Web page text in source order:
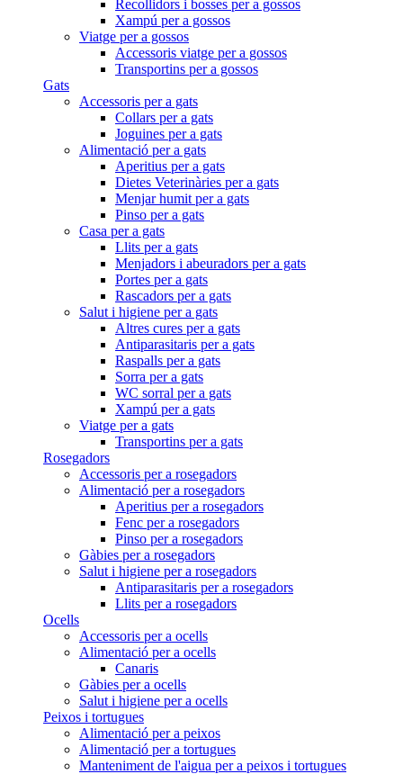
Recollidors i bosses per a gossos
Xampú per a gossos
Viatge per a gossos
Accessoris viatge per a gossos
Transportins per a gossos
Gats
Accessoris per a gats
Collars per a gats
Joguines per a gats
Alimentació per a gats
Aperitius per a gats
Dietes Veterinàries per a gats
Menjar humit per a gats
Pinso per a gats
Casa per a gats
Llits per a gats
Menjadors i abeuradors per a gats
Portes per a gats
Rascadors per a gats
Salut i higiene per a gats
Altres cures per a gats
Antiparasitaris per a gats
Raspalls per a gats
Sorra per a gats
WC sorral per a gats
Xampú per a gats
Viatge per a gats
Transportins per a gats
Rosegadors
Accessoris per a rosegadors
Alimentació per a rosegadors
Aperitius per a rosegadors
Fenc per a rosegadors
Pinso per a rosegadors
Gàbies per a rosegadors
Salut i higiene per a rosegadors
Antiparasitaris per a rosegadors
Llits per a rosegadors
Ocells
Accessoris per a ocells
Alimentació per a ocells
Canaris
Gàbies per a ocells
Salut i higiene per a ocells
Peixos i tortugues
Alimentació per a peixos
Alimentació per a tortugues
Manteniment de l'aigua per a peixos i tortugues